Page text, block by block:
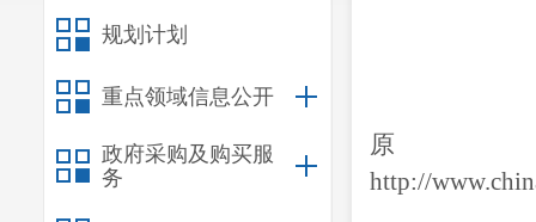
规划计划
重点领域信息公开
政府采购及购买服
务
http://